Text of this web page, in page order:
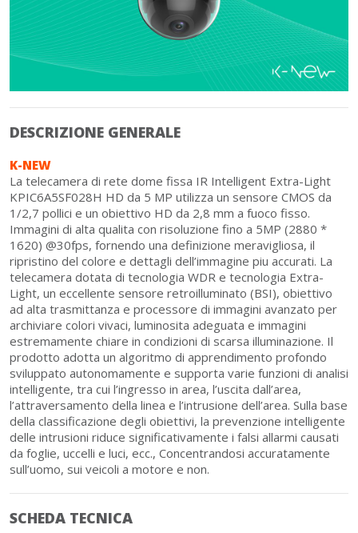
DESCRIZIONE GENERALE
K-NEW
La telecamera di rete dome fissa IR Intelligent Extra-Light
KPIC6A5SF028H HD da 5 MP utilizza un sensore CMOS da
1/2,7 pollici e un obiettivo HD da 2,8 mm a fuoco fisso.
Immagini di alta qualita con risoluzione fino a 5MP (2880 *
1620) @30fps, fornendo una definizione meravigliosa, il
ripristino del colore e dettagli dell’immagine piu accurati. La
telecamera dotata di tecnologia WDR e tecnologia Extra-
Light, un eccellente sensore retroilluminato (BSI), obiettivo
ad alta trasmittanza e processore di immagini avanzato per
archiviare colori vivaci, luminosita adeguata e immagini
estremamente chiare in condizioni di scarsa illuminazione. Il
prodotto adotta un algoritmo di apprendimento profondo
sviluppato autonomamente e supporta varie funzioni di analisi
intelligente, tra cui l’ingresso in area, l’uscita dall’area,
l’attraversamento della linea e l’intrusione dell’area. Sulla base
della classificazione degli obiettivi, la prevenzione intelligente
delle intrusioni riduce significativamente i falsi allarmi causati
da foglie, uccelli e luci, ecc., Concentrandosi accuratamente
sull’uomo, sui veicoli a motore e non.
SCHEDA TECNICA